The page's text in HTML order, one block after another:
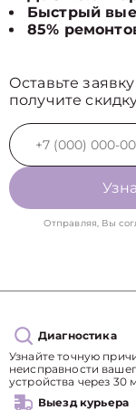
Быстрый
85%
Оставьте
получите
Отправляя, Вы
Диагностика
Узнайте точную
неисправности
устройства через 30
Выезд курьера